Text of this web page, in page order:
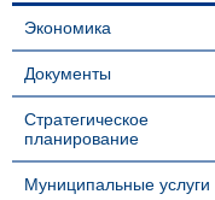
Экономика
Документы
Стратегическое
планирование
Муниципальные услуги